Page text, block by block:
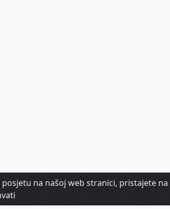
na našoj web stranici, pristajete